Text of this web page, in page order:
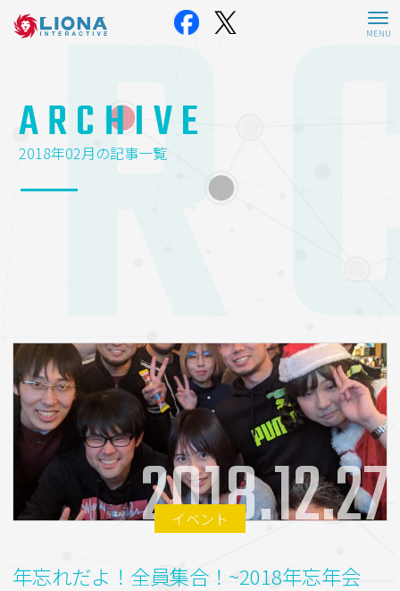
ARCHIVE
2018年02月の記事一覧
2018.12.27
イベント
年忘れだよ！全員集合！~2018年忘年会